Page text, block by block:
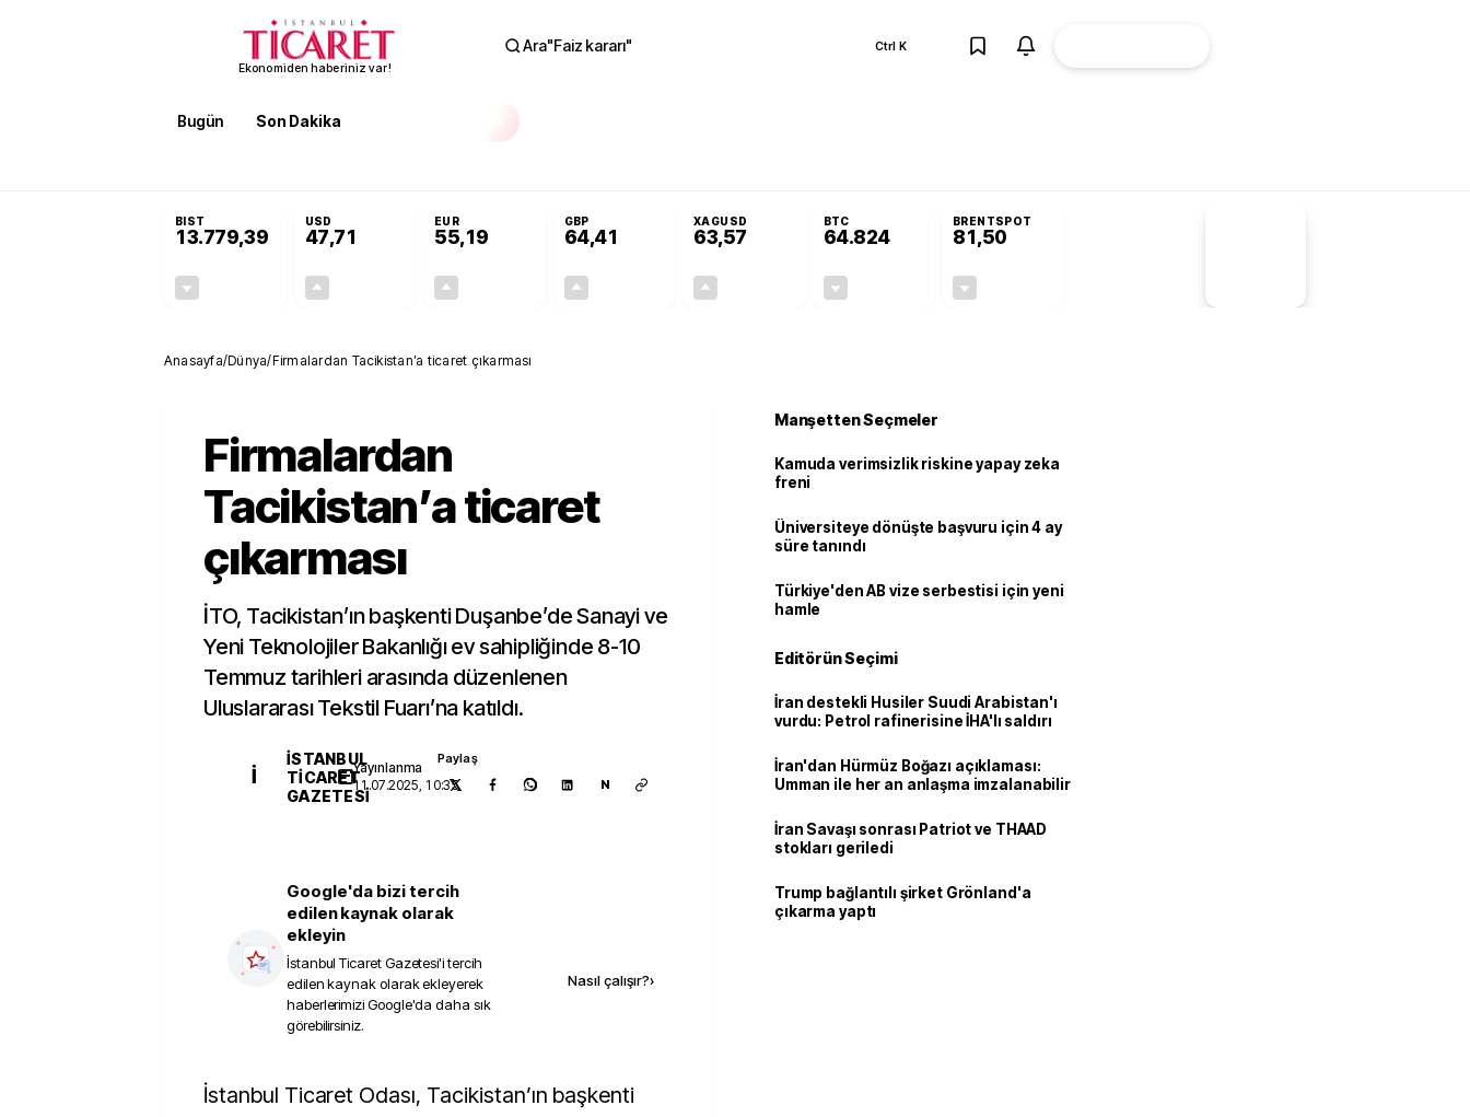
Ekonomiden haberiniz var!
Ara"Faiz kararı" Ctrl K
Bugün Son Dakika
BIST
13.779,39
USD
47,71
EUR
55,19
GBP
64,41
XAGUSD
63,57
BTC
64.824
BRENTSPOT
81,50
Anasayfa/Dünya/Firmalardan Tacikistan’a ticaret çıkarması
Firmalardan
Tacikistan’a ticaret
çıkarması
İTO, Tacikistan’ın başkenti Duşanbe’de Sanayi ve
Yeni Teknolojiler Bakanlığı ev sahipliğinde 8-10
Temmuz tarihleri arasında düzenlenen
Uluslararası Tekstil Fuarı’na katıldı.
İ
İSTANBUL
TICARET
GAZETESI
Yayınlanma
11.07.2025, 10:35
Paylaş
N
Google'da bizi tercih
edilen kaynak olarak
ekleyin
İstanbul Ticaret Gazetesi'i tercih
edilen kaynak olarak ekleyerek
haberlerimizi Google'da daha sık
görebilirsiniz.
Nasıl çalışır?›
İstanbul Ticaret Odası, Tacikistan’ın başkenti
Manşetten Seçmeler
Kamuda verimsizlik riskine yapay zeka
freni
Üniversiteye dönüşte başvuru için 4 ay
süre tanındı
Türkiye'den AB vize serbestisi için yeni
hamle
Editörün Seçimi
İran destekli Husiler Suudi Arabistan'ı
vurdu: Petrol rafinerisine İHA'lı saldırı
İran'dan Hürmüz Boğazı açıklaması:
Umman ile her an anlaşma imzalanabilir
İran Savaşı sonrası Patriot ve THAAD
stokları geriledi
Trump bağlantılı şirket Grönland'a
çıkarma yaptı